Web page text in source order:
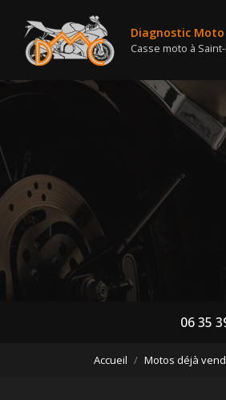
contenu
principal
Diagnostic Moto
Casse moto à
06 35
Accueil Motos déjà